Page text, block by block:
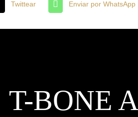
Twittear Enviar por WhatsApp
T-BONE A